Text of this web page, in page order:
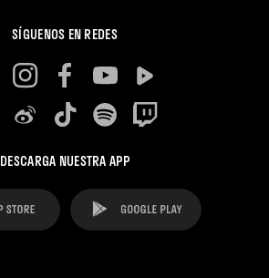
SÍGUENOS EN REDES
DESCARGA NUESTRA APP